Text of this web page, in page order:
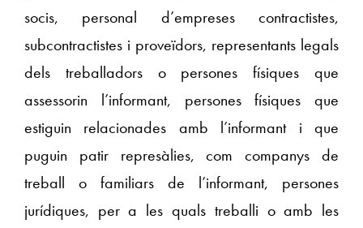
socis, personal d’empreses contractistes,
subcontractistes i proveïdors, representants legals
dels treballadors o persones físiques que
assessorin l’informant, persones físiques que
estiguin relacionades amb l’informant i que
puguin patir represàlies, com companys de
treball o familiars de l’informant, persones
jurídiques, per a les quals treballi o amb les